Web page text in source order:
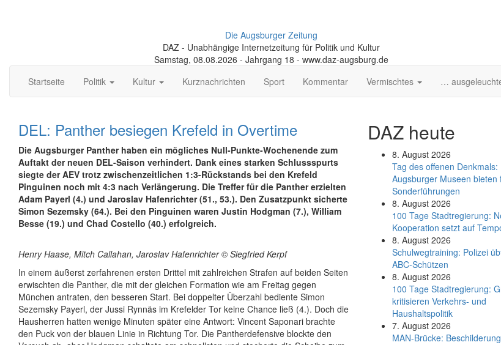
Die Augsburger Zeitung
DAZ - Unabhängige Internetzeitung für Politik und Kultur
Samstag, 08.08.2026 - Jahrgang 18 - www.daz-augsburg.de
Startseite
Politik Kultur Kurznachrichten Sport Kommentar Vermischtes …
DEL: Panther besiegen Krefeld in Overtime
Die Augsburger Panther haben ein mögliches Null-Punkte-Wochenende zum
Auftakt der neuen DEL-Saison verhindert. Dank eines starken Schlussspurts
siegte der AEV trotz zwischenzeitlichen 1:3-Rückstands bei den Krefeld
Pinguinen noch mit 4:3 nach Verlängerung. Die Treffer für die Panther erzielten
Adam Payerl (4.) und Jaroslav Hafenrichter (51., 53.). Den Zusatzpunkt sicherte
Simon Sezemsky (64.). Bei den Pinguinen waren Justin Hodgman (7.), William
Besse (19.) und Chad Costello (40.) erfolgreich.
Henry Haase, Mitch Callahan, Jaroslav Hafenrichter © Siegfried Kerpf
In einem äußerst zerfahrenen ersten Drittel mit zahlreichen Strafen auf beiden Seiten
erwischten die Panther, die mit der gleichen Formation wie am Freitag gegen
München antraten, den besseren Start. Bei doppelter Überzahl bediente Simon
Sezemsky Payerl, der Jussi Rynnäs im Krefelder Tor keine Chance ließ (4.). Doch die
Hausherren hatten wenige Minuten später eine Antwort: Vincent Saponari brachte
den Puck von der blauen Linie in Richtung Tor. Die Pantherdefensive blockte den
DAZ heute
8. August 2026
Tag des offenen Denkmals:
Augsburger Museen bieten
Sonderführungen
8. August 2026
100 Tage Stadtregierung:
Kooperation setzt auf
8. August 2026
Schul­weg­trai­ning: Poli­zei
ABC-Schüt­zen
8. August 2026
100 Tage Stadtregierung:
kritisieren Verkehrs- und
Haushaltspolitik
7. August 2026
MAN-Brücke: